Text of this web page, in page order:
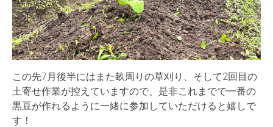
この先7月後半にはまた畝周りの草刈り、そして2回目の
土寄せ作業が控えていますので、是非これまでで一番の
黒豆が作れるように一緒に参加していただけると嬉しで
す！